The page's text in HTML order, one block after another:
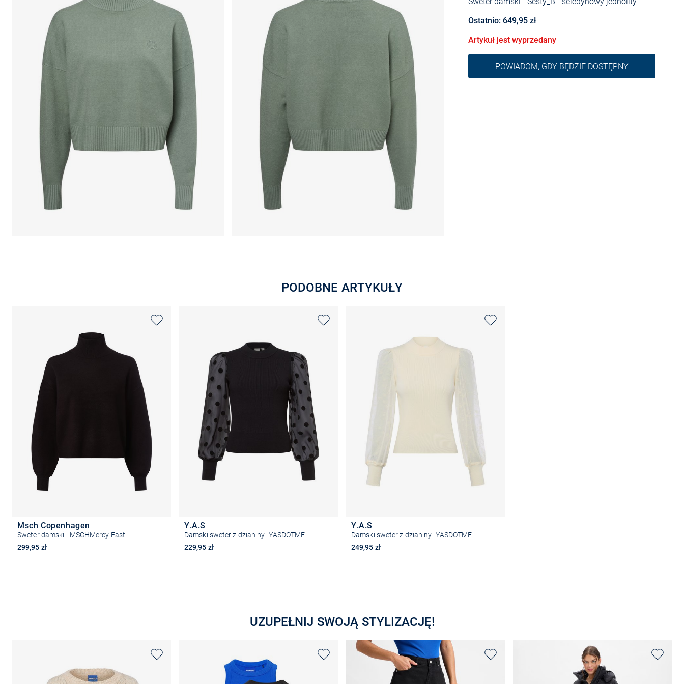
Ostatnio: 649,95 zł
Artykuł jest wyprzedany
POWIADOM, GDY BĘDZIE DOSTĘPNY
PODOBNE ARTYKUŁY
Msch Copenhagen
Sweter damski - MSCHMercy East
299,95 zł
Y.A.S
Damski sweter z dzianiny -YASDOTME
229,95 zł
Y.A.S
Damski sweter z dzianiny -YASDOTME
249,95 zł
UZUPEŁNIJ SWOJĄ STYLIZACJĘ!